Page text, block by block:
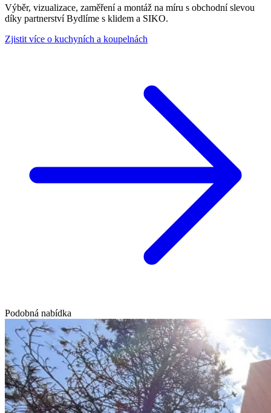
Výběr, vizualizace, zaměření a montáž na míru s obchodní slevou
díky partnerství Bydlíme s klidem a SIKO.
Zjistit více o kuchyních a koupelnách
Podobná nabídka